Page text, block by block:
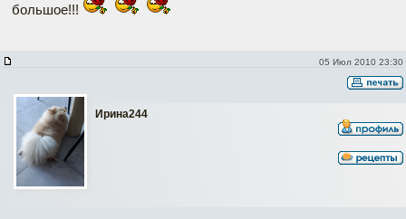
большое!!!
05 Июл 2010 23:30
Ирина244